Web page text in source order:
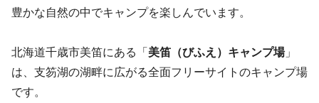
豊かな自然の中でキャンプを楽しんでいます。
北海道千歳市美笛にある「 美笛（びふえ）キャンプ場」
は、支笏湖の湖畔に広がる全面フリーサイトのキャンプ場
です。